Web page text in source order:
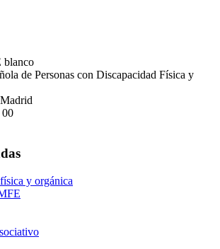
de Personas con Discapacidad Física y
00
y orgánica